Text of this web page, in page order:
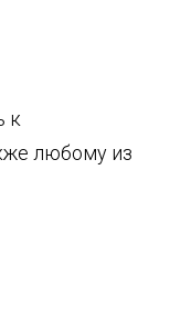
к
любому из